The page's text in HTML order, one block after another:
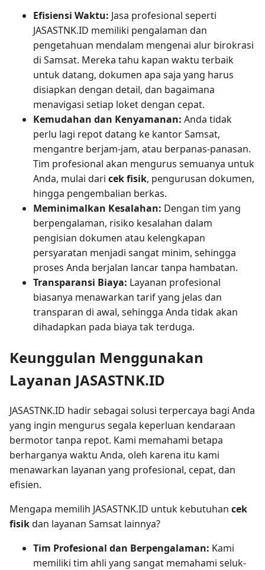
Efisiensi Waktu: Jasa profesional seperti
JASASTNK.ID memiliki pengalaman dan
pengetahuan mendalam mengenai alur birokrasi
di Samsat. Mereka tahu kapan waktu terbaik
untuk datang, dokumen apa saja yang harus
disiapkan dengan detail, dan bagaimana
menavigasi setiap loket dengan cepat.
Kemudahan dan Kenyamanan: Anda tidak
perlu lagi repot datang ke kantor Samsat,
mengantre berjam-jam, atau berpanas-panasan.
Tim profesional akan mengurus semuanya untuk
Anda, mulai dari cek fisik, pengurusan dokumen,
hingga pengembalian berkas.
Meminimalkan Kesalahan: Dengan tim yang
berpengalaman, risiko kesalahan dalam
pengisian dokumen atau kelengkapan
persyaratan menjadi sangat minim, sehingga
proses Anda berjalan lancar tanpa hambatan.
Transparansi Biaya: Layanan profesional
biasanya menawarkan tarif yang jelas dan
transparan di awal, sehingga Anda tidak akan
dihadapkan pada biaya tak terduga.
Keunggulan Menggunakan
Layanan JASASTNK.ID
JASASTNK.ID hadir sebagai solusi terpercaya bagi Anda
yang ingin mengurus segala keperluan kendaraan
bermotor tanpa repot. Kami memahami betapa
berharganya waktu Anda, oleh karena itu kami
menawarkan layanan yang profesional, cepat, dan
efisien.
Mengapa memilih JASASTNK.ID untuk kebutuhan cek
fisikdan layanan Samsat lainnya?
Tim Profesional dan Berpengalaman: Kami
memiliki tim ahli yang sangat memahami seluk-